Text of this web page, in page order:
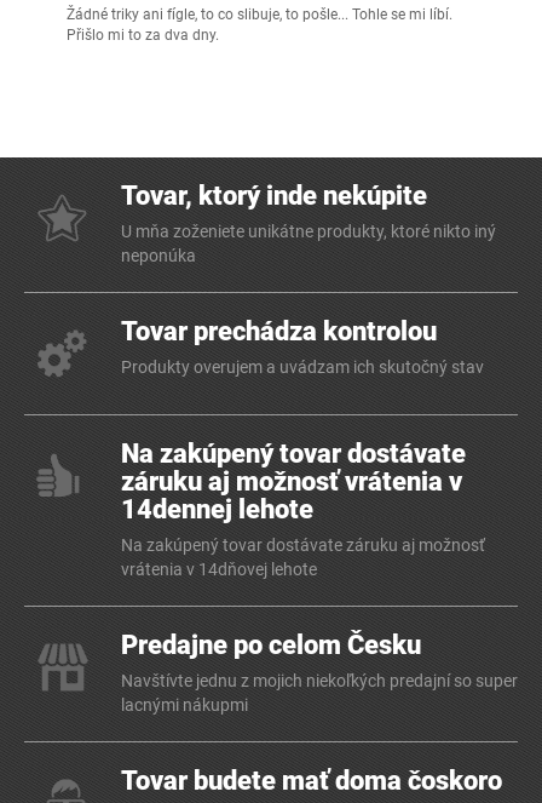
Žádné triky ani fígle, to co slibuje, to pošle... Tohle se mi líbí.
Přišlo mi to za dva dny.
Tovar, ktorý inde nekúpite
U mňa zoženiete unikátne produkty, ktoré nikto iný
neponúka
Tovar prechádza kontrolou
Produkty overujem a uvádzam ich skutočný stav
Na zakúpený tovar dostávate
záruku aj možnosť vrátenia v
14dennej lehote
Na zakúpený tovar dostávate záruku aj možnosť
vrátenia v 14dňovej lehote
Predajne po celom Česku
Navštívte jednu z mojich niekoľkých predajní so super
lacnými nákupmi
Tovar budete mať doma čoskoro